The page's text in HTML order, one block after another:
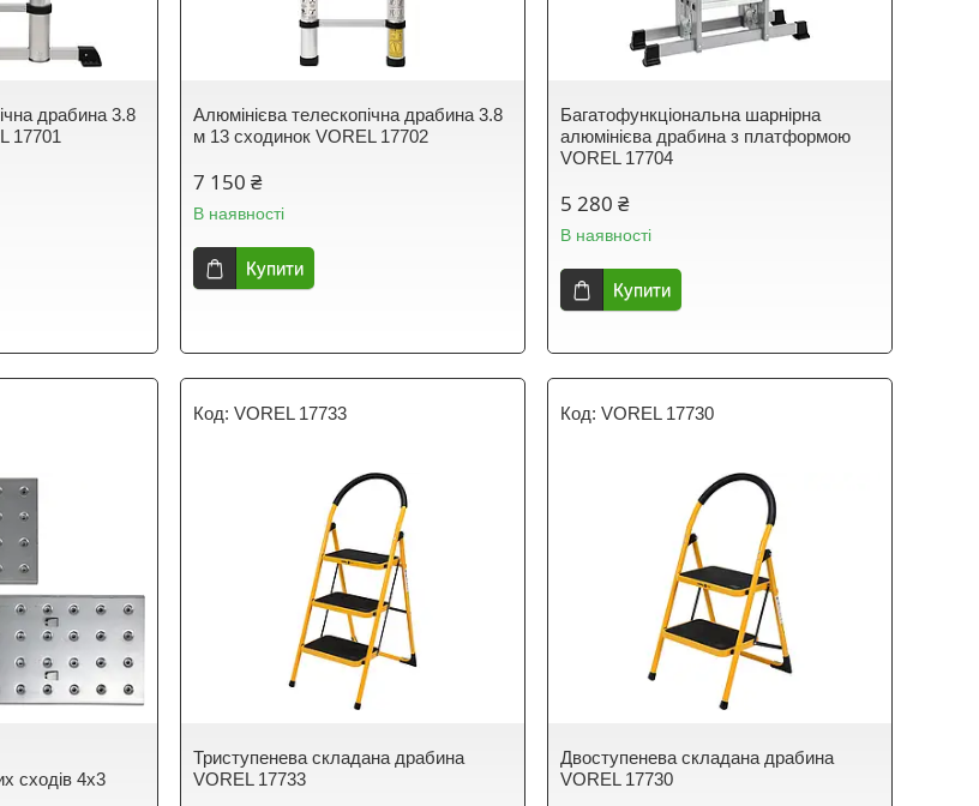
драбина 3.8
17701
Алюмінієва телескопічна драбина 3.8
м 13 сходинок VOREL 17702
7 150 ₴
В наявності
Купити
Багатофункціональна шарнірна
алюмінієва драбина з платформою
VOREL 17704
5 280 ₴
В наявності
Купити
сходів 4х3
VOREL 17733
Триступенева складана драбина
VOREL 17733
VOREL 17730
Двоступенева складана драбина
VOREL 17730